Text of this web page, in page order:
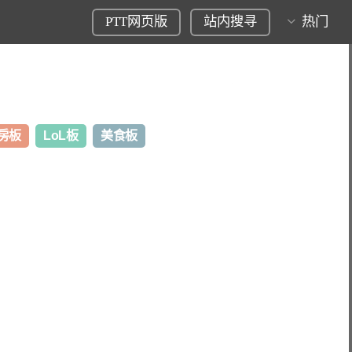
PTT网页版 站内搜寻 热门
板 LoL板 美食板